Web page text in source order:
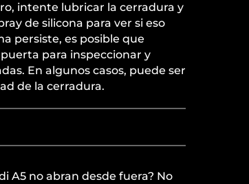
intente lubricar la cerradura y
de silicona para ver si eso
persiste, es posible que
para inspeccionar y
En algunos casos, puede ser
de la cerradura.
A5 no abran desde fuera? No